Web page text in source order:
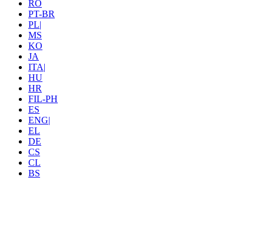
RO
PT-BR
PL|
MS
KO
JA
ITA|
HU
HR
FIL-PH
ES
ENG|
EL
DE
CS
CL
BS